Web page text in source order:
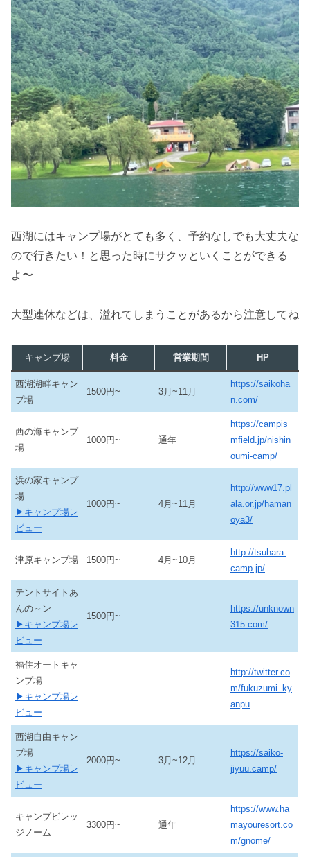
西湖にはキャンプ場がとても多く、予約なしでも大丈夫な
ので行きたい！と思った時にサクッといくことができる
よ〜
大型連休などは、溢れてしまうことがあるから注意してね
キャンプ場 料金 営業期間 HP
西湖湖畔キャン
プ場
1500円~ 3月~11月
https://saikoha
n.com/
西の海キャンプ
場
1000円~ 通年
https://campis
mfield.jp/nishin
oumi-camp/
浜の家キャンプ
場
▶キャンプ場レ
ビュー
1000円~ 4月~11月
http://www17.pl
ala.or.jp/haman
oya3/
津原キャンプ場 1500円~ 4月~10月
http://tsuhara-
camp.jp/
テントサイトあ
んの～ン
▶キャンプ場レ
ビュー
1500円~
https://unknown
315.com/
福住オートキャ
ンプ場
▶キャンプ場レ
ビュー
http://twitter.co
m/fukuzumi_ky
anpu
西湖自由キャン
プ場
▶キャンプ場レ
ビュー
2000円~ 3月~12月
https://saiko-
jiyuu.camp/
キャンプビレッ
ジノーム
3300円~ 通年
https://www.ha
mayouresort.co
m/gnome/